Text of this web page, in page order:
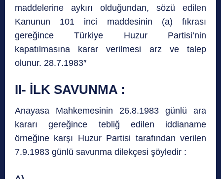
maddelerine aykırı olduğundan, sözü edilen
Kanunun 101 inci maddesinin (a) fıkrası
gereğince Türkiye Huzur Partisi’nin
kapatılmasına karar verilmesi arz ve talep
olunur. 28.7.1983″
II- İLK SAVUNMA :
Anayasa Mahkemesinin 26.8.1983 günlü ara
kararı gereğince tebliğ edilen iddianame
örneğine karşı Huzur Partisi tarafından verilen
7.9.1983 günlü savunma dilekçesi şöyledir :